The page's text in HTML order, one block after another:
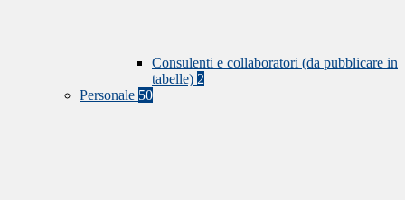
Consulenti e collaboratori (da pubblicare in
tabelle) 2
Personale 50